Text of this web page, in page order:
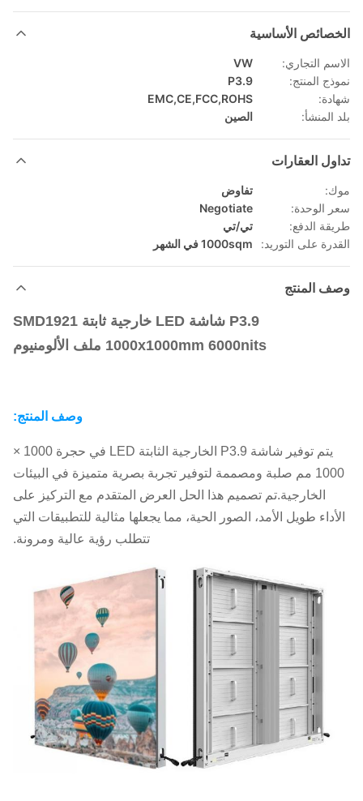
الخصائص الأساسية
الاسم التجاري:
VW
نموذج المنتج:
P3.9
شهادة:
EMC,CE,FCC,ROHS
بلد المنشأ:
الصين
تداول العقارات
موك:
تفاوض
سعر الوحدة:
Negotiate
طريقة الدفع:
تي/تي
القدرة على التوريد:
1000sqm في الشهر
وصف المنتج
P3.9 شاشة LED خارجية ثابتة SMD1921
1000x1000mm 6000nits ملف الألومنيوم
وصف المنتج:
يتم توفير شاشة P3.9 الخارجية الثابتة LED في حجرة 1000 ×
1000 مم صلبة ومصممة لتوفير تجربة بصرية متميزة في البيئات
الخارجية.تم تصميم هذا الحل العرض المتقدم مع التركيز على
الأداء طويل الأمد، الصور الحية، مما يجعلها مثالية للتطبيقات التي
تتطلب رؤية عالية ومرونة.